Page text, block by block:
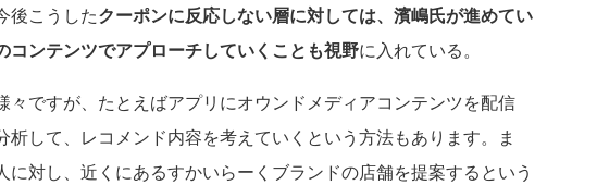
後こうしたクーポンに反応しない層に対しては、濱嶋氏が進めてい
コンテンツでアプローチしていくことも視野に入れている。
ですが、たとえばアプリにオウンドメディアコンテンツを配信
析して、レコメンド内容を考えていくという方法もあります。ま
に対し、近くにあるすかいらーくブランドの店舗を提案するという